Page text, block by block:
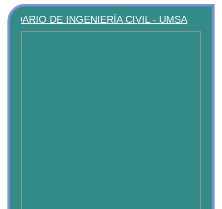
DE INGENIERÍA CIVIL - UMSA